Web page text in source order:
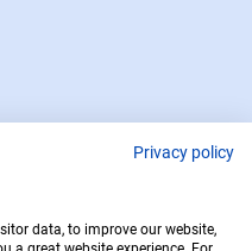
Privacy policy
data, to improve our website,